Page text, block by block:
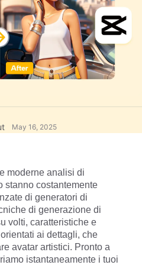
modelli
May 16, 2025
moderne analisi di
stanno costantemente
di generatori di
di generazione di
volti, caratteristiche e
ai dettagli, che
avatar artistici. Pronto a
istantaneamente i tuoi